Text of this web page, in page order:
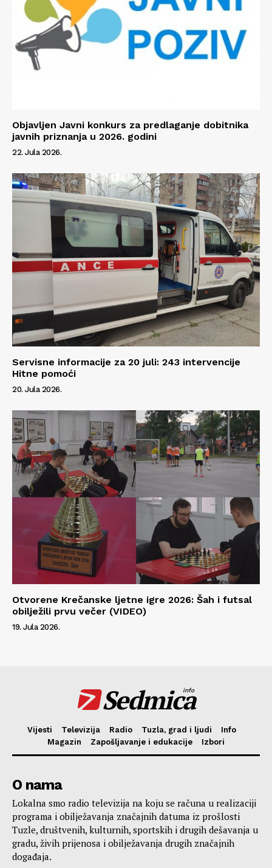
Info
Impressum
Objavljen Javni konkurs za predlaganje dobitnika
javnih priznanja u 2026. godini
22. Jula 2026.
Servisne informacije za 20 juli: 243 intervencije
Hitne pomoći
20. Jula 2026.
Otvorene Krečanske ljetne igre 2026: Šah i futsal
obilježili prvu večer (VIDEO)
19. Jula 2026.
Sedmica
info
Vijesti Televizija Radio Tuzla, grad i ljudi
Info
Magazin
Zapošljavanje i edukacije Izbori
O nama
Lokalna smo radio televizija na koju se računa u realizaciji
programa i obilježavanja značajnih datuma iz prošlosti
Tuzle, društvenih, kulturnih, sportskih i drugih dešavanja u
gradu, živih prijenosa i obilježavanja drugih značajnih
događaja.